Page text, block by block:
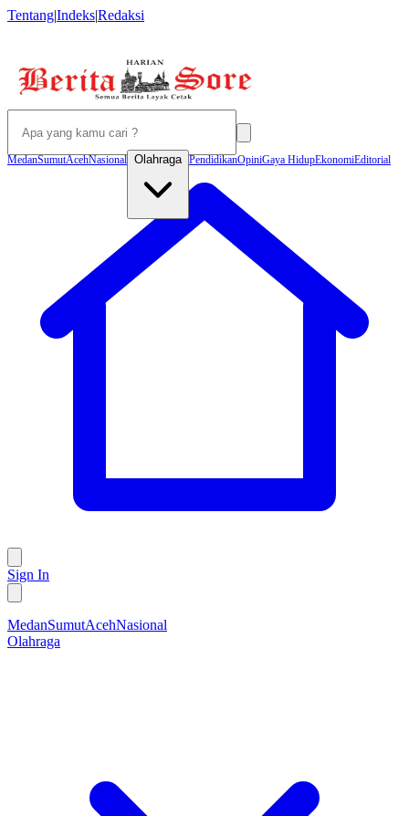
Tentang|Indeks|Redaksi
MedanSumutAcehNasional Olahraga PendidikanOpiniGaya HidupEkonomiEditorial
Sign In
MedanSumutAcehNasional
Olahraga